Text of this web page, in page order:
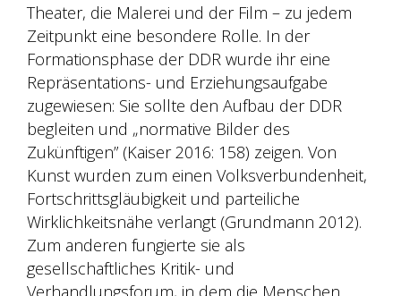
Theater, die Malerei und der Film – zu jedem
Zeitpunkt eine besondere Rolle. In der
Formationsphase der DDR wurde ihr eine
Repräsentations- und Erziehungsaufgabe
zugewiesen: Sie sollte den Aufbau der DDR
begleiten und „normative Bilder des
Zukünftigen” (Kaiser 2016: 158) zeigen. Von
Kunst wurden zum einen Volksverbundenheit,
Fortschrittsgläubigkeit und parteiliche
Wirklichkeitsnähe verlangt (Grundmann 2012).
Zum anderen fungierte sie als
gesellschaftliches Kritik- und
Verhandlungsforum, in dem die Menschen